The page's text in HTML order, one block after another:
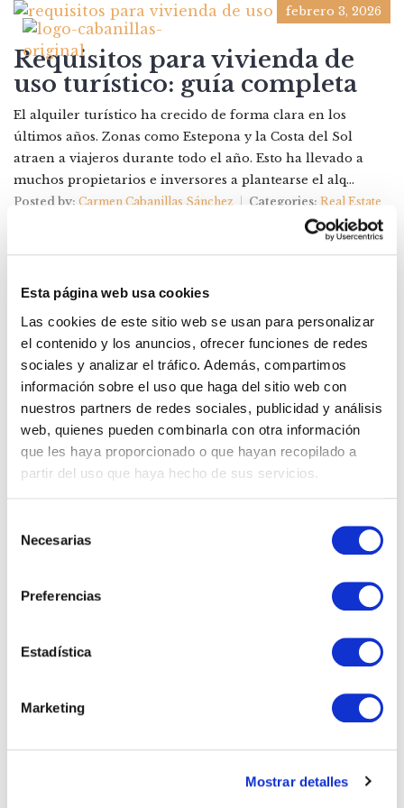
Esta página web usa cookies
Las cookies de este sitio web se usan para personalizar
el contenido y los anuncios, ofrecer funciones de redes
sociales y analizar el tráfico. Además, compartimos
información sobre el uso que haga del sitio web con
nuestros partners de redes sociales, publicidad y análisis
web, quienes pueden combinarla con otra información
que les haya proporcionado o que hayan recopilado a
partir del uso que haya hecho de sus servicios.
Necesarias
Preferencias
Estadística
Marketing
Mostrar detalles
febrero 3, 2026
Requisitos para vivienda de
uso turístico: guía completa
El alquiler turístico ha crecido de forma clara en los
últimos años. Zonas como Estepona y la Costa del Sol
atraen a viajeros durante todo el año. Esto ha llevado a
muchos propietarios e inversores a plantearse el alq...
Posted by: Carmen Cabanillas Sánchez Categories: Real Estate
CATEGORIAS
Propiedades
Real Estate
Lo que nadie te explica sobre comprar una casa
Sol